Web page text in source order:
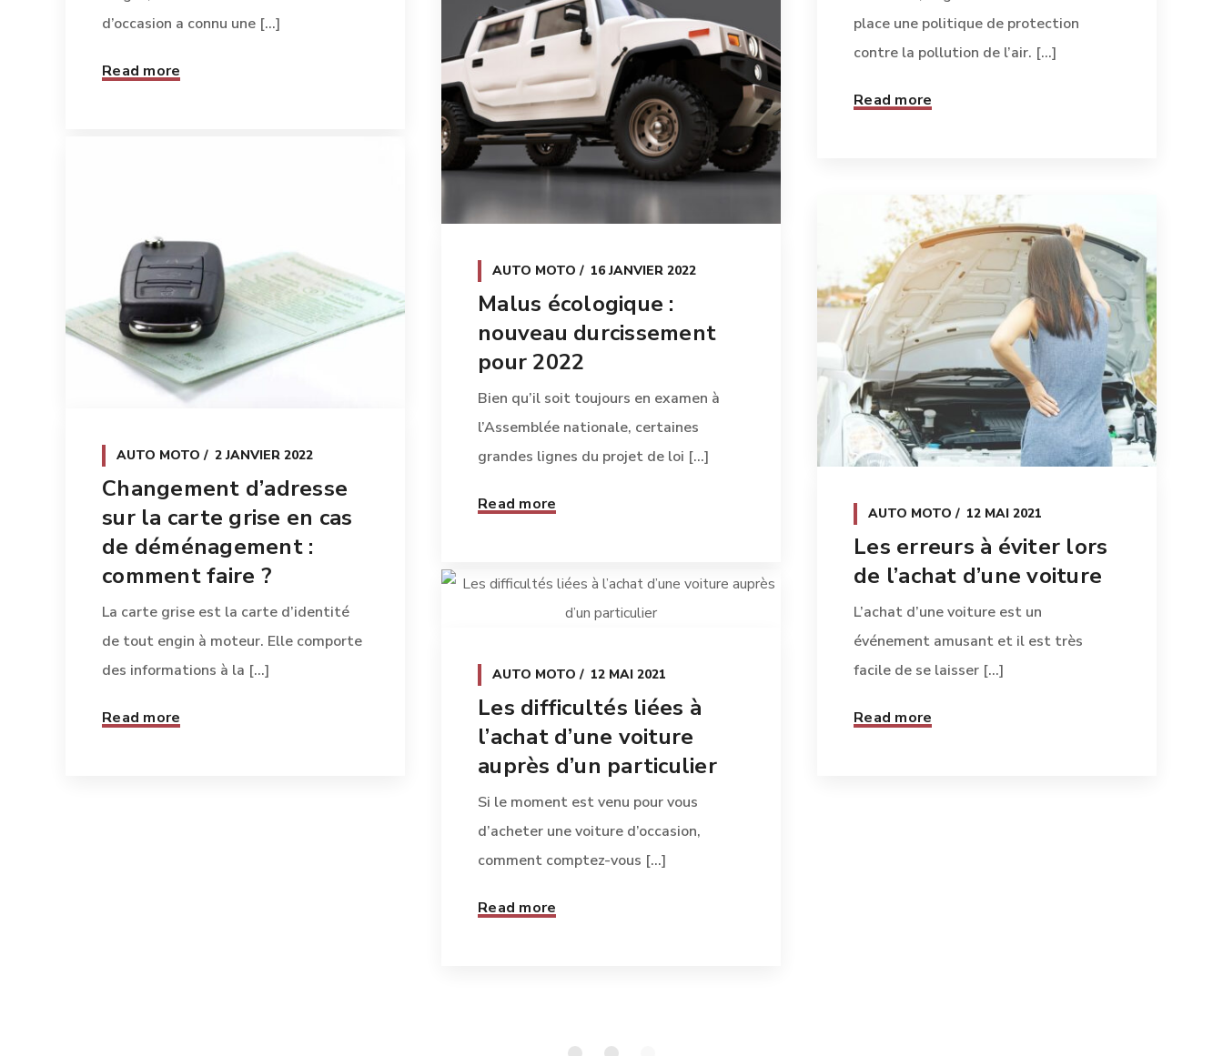
d’occasion a connu une [...]
Read more
place une politique de protection
contre la pollution de l’air. [...]
Read more
AUTO MOTO 16 JANVIER 2022
Malus écologique :
nouveau durcissement
pour 2022
Bien qu’il soit toujours en examen à
l’Assemblée nationale, certaines
grandes lignes du projet de loi [...]
Read more
AUTO MOTO 2 JANVIER 2022
Changement d’adresse
sur la carte grise en cas
de déménagement :
comment faire ?
La carte grise est la carte d’identité
de tout engin à moteur. Elle comporte
des informations à la [...]
Read more
AUTO MOTO 12 MAI 2021
Les erreurs à éviter lors
de l’achat d’une voiture
L’achat d’une voiture est un
événement amusant et il est très
facile de se laisser [...]
Read more
AUTO MOTO 12 MAI 2021
Les difficultés liées à
l’achat d’une voiture
auprès d’un particulier
Si le moment est venu pour vous
d’acheter une voiture d’occasion,
comment comptez-vous [...]
Read more